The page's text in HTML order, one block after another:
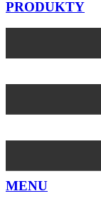
PRODUKTY
MENU